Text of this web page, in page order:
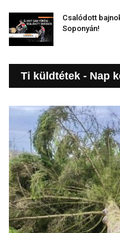
Csalódott
Soponyán!
Ti küldtétek - Nap